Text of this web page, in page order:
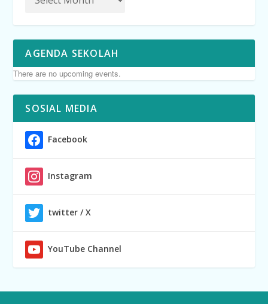
AGENDA SEKOLAH
There are no upcoming events.
SOSIAL MEDIA
Facebook
Instagram
twitter / X
YouTube Channel